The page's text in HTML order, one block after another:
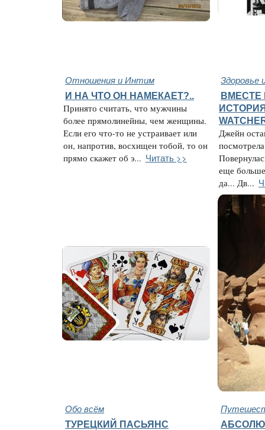
Отношения и Интим Здоровье
И НА ЧТО ОН НАМЕКАЕТ?..
Принято считать, что мужчины
более прямолинейны, чем женщины.
Если его что-то не устраивает или
он, напротив, восхищен тобой, то он
прямо скажет об э... Читать >>
ВМЕСТЕ
ИСТОРИЯ
Джейн
еще
да... Дв...
Обо всём
ТУРЕЦКИЙ ПАСЬЯНС